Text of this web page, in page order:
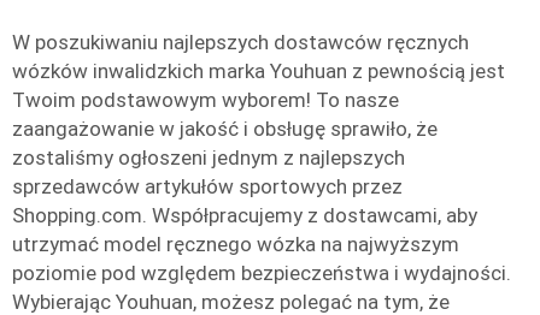
W poszukiwaniu najlepszych dostawców ręcznych
wózków inwalidzkich marka Youhuan z pewnością jest
Twoim podstawowym wyborem! To nasze
zaangażowanie w jakość i obsługę sprawiło, że
zostaliśmy ogłoszeni jednym z najlepszych
sprzedawców artykułów sportowych przez
Shopping.com. Współpracujemy z dostawcami, aby
utrzymać model ręcznego wózka na najwyższym
poziomie pod względem bezpieczeństwa i wydajności.
Wybierając Youhuan, możesz polegać na tym, że